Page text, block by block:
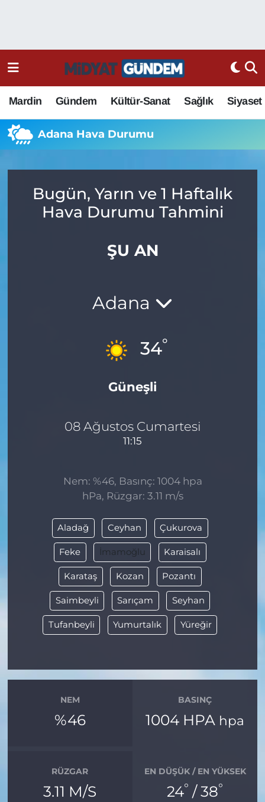
Mardin Gündem Kültür-Sanat Sağlık Siyaset
Adana Hava Durumu
Bugün, Yarın ve 1 Haftalık
Hava Durumu Tahmini
ŞU AN
Adana
34°
Güneşli
08 Ağustos Cumartesi
11:15
Nem: %46, Basınç: 1004 hpa
hPa, Rüzgar: 3.11 m/s
Aladağ Ceyhan Çukurova
Feke İmamoğlu Karaisalı
Karataş Kozan Pozantı
Saimbeyli Sarıçam Seyhan
Tufanbeyli Yumurtalık Yüreğir
NEM
%46
BASINÇ
1004 HPA hpa
RÜZGAR
3.11 M/S
EN DÜŞÜK / EN YÜKSEK
24° / 38°